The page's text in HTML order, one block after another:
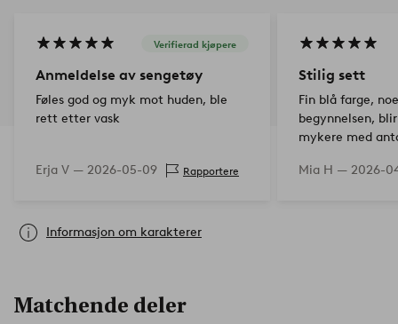
Verifierad kjøpere
Anmeldelse av sengetøy
Føles god og myk mot huden, ble
rett etter vask
Erja V — 2026-05-09 Rapportere
Stilig sett
Fin blå farge,
begynnelsen,
mykere med
Mia H — 2026-
Informasjon om karakterer
Matchende deler